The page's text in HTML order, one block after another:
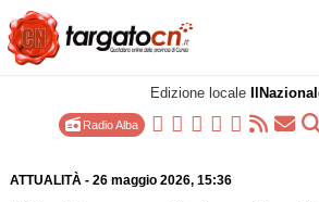
Edizione locale
Radio Alba
ATTUALITÀ- 26 maggio 2026, 15:36